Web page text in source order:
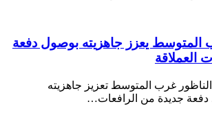
المتوسط يعزز جاهزيته بوصول دفعة
العملاقة
غرب المتوسط تعزيز جاهزيته
دفعة جديدة من الرافعات…